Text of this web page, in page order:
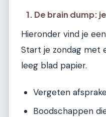
1. De brain dump:
Hieronder vind je
Start je zondag met
leeg blad papier.
Vergeten
Boodschappen